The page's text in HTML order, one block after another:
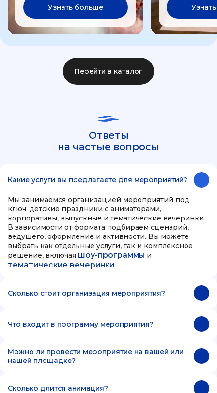
Узнать больше
Перейти в каталог
Ответы
на частые вопросы
Какие услуги вы предлагаете для мероприятий?
Мы занимаемся организацией мероприятий под
ключ: детские праздники с аниматорами,
корпоративы, выпускные и тематические вечеринки.
В зависимости от формата подбираем сценарий,
ведущего, оформление и активности. Вы можете
выбрать как отдельные услуги, так и комплексное
решение, включая шоу-программы и
тематические вечеринки.
Сколько стоит организация мероприятия?
Что входит в программу мероприятия?
Можно ли провести мероприятие на вашей или
нашей площадке?
Сколько длится анимация?